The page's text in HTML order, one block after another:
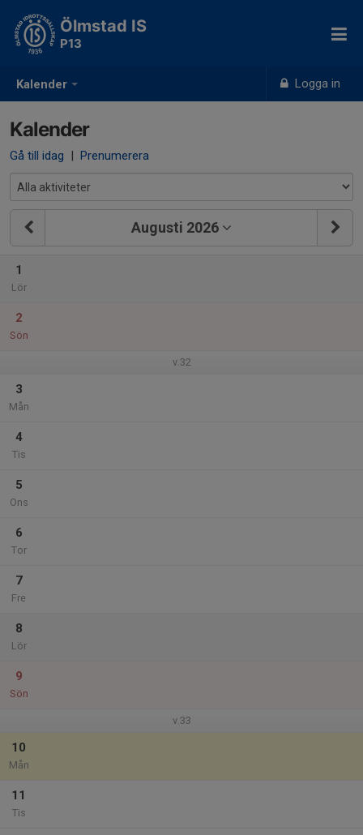
Kalender Logga in
Ölmstad IS
P13
Kalender
Gå till idag | Prenumerera
Augusti 2026
1
Lör
2
Sön
v.32
3
Mån
4
Tis
5
Ons
6
Tor
7
Fre
8
Lör
9
Sön
v.33
10
Mån
11
Tis